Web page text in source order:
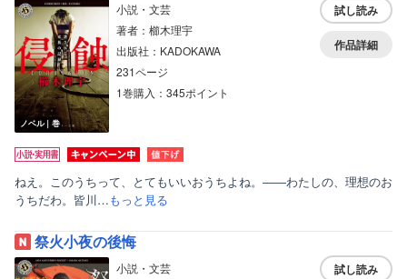
ノベル｜巻
小説・文芸
著者：櫛木理宇
出版社：KADOKAWA
231ページ
1巻購入：345ポイント
試し読み
作品詳細
ねえ。このうちって、とてもいいおうちよね。――わたしの、理想のお
うちだわ。皆川…もっと見る
祭火小夜の後悔
小説・文芸
試し読み